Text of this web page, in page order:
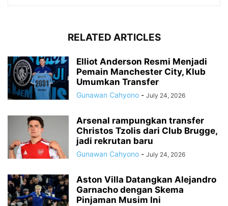
RELATED ARTICLES
Elliot Anderson Resmi Menjadi
Pemain Manchester City, Klub
Umumkan Transfer
Gunawan Cahyono - July 24, 2026
Arsenal rampungkan transfer
Christos Tzolis dari Club Brugge,
jadi rekrutan baru
Gunawan Cahyono - July 24, 2026
Aston Villa Datangkan Alejandro
Garnacho dengan Skema
Pinjaman Musim Ini